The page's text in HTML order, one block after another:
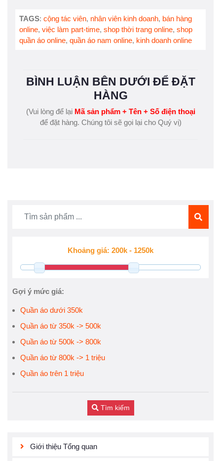
TAGS: cộng tác viên, nhân viên kinh doanh, bán hàng
online, việc làm part-time, shop thời trang online, shop
quần áo online, quần áo nam online, kinh doanh online
BÌNH LUẬN BÊN DƯỚI ĐỂ ĐẶT
HÀNG
(Vui lòng để lại Mã sản phẩm + Tên + Số điện thoại
để đặt hàng. Chúng tôi sẽ gọi lại cho Quý vị)
Gợi ý mức giá:
Quần áo dưới 350k
Quần áo từ 350k -> 500k
Quần áo từ 500k -> 800k
Quần áo từ 800k -> 1 triệu
Quần áo trên 1 triệu
Tìm kiếm
Giới thiệu Tổng quan